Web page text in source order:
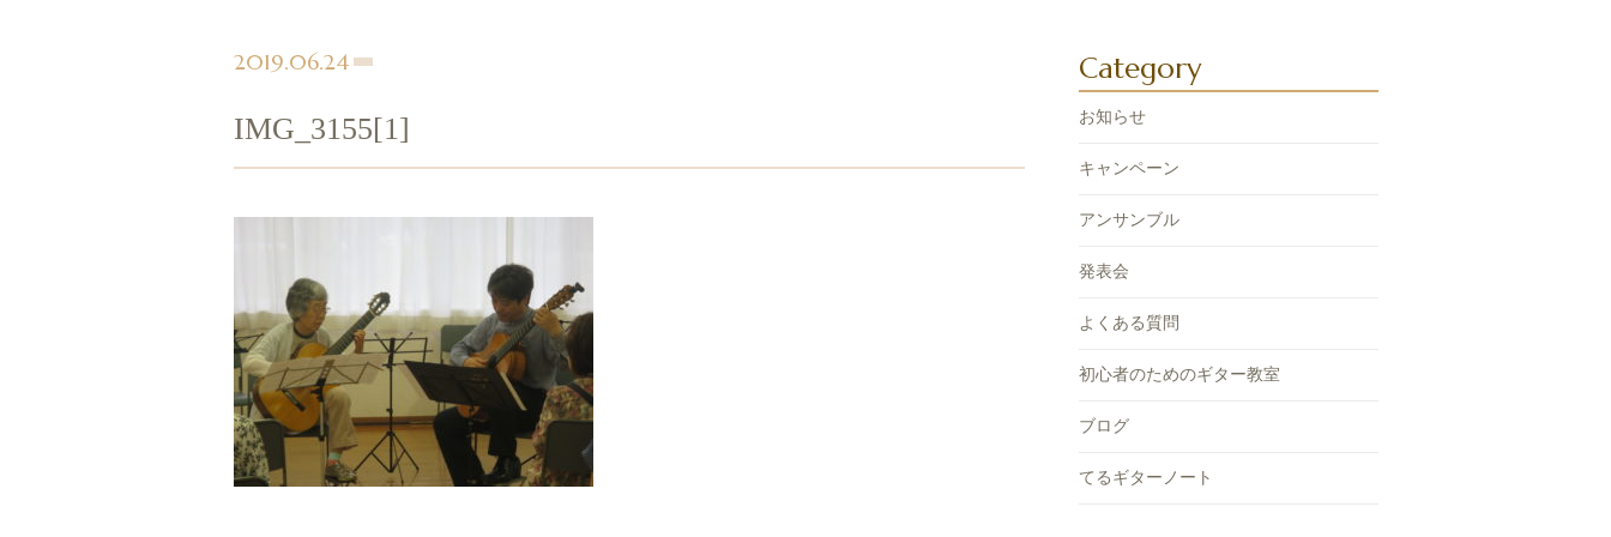
2019.06.24
IMG_3155[1]
Category
お知らせ
キャンペーン
アンサンブル
発表会
よくある質問
初心者のためのギター教室
ブログ
てるギターノート